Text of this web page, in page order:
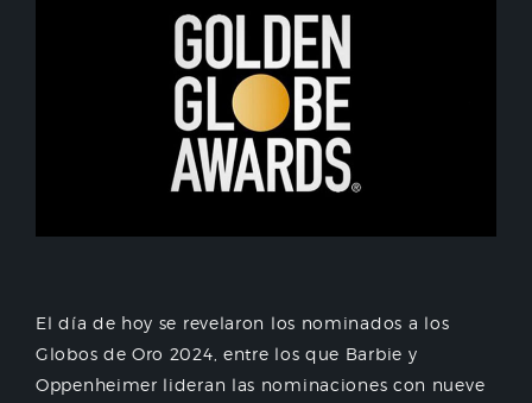
El día de hoy se revelaron los nominados a los
Globos de Oro 2024, entre los que Barbie y
Oppenheimer lideran las nominaciones con nueve